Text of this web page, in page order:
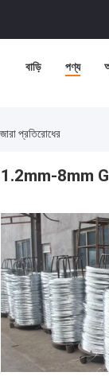
বাড়ি পণ্য
প্রতিরোধের
1.2mm-8mm